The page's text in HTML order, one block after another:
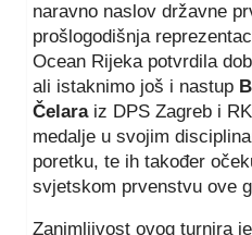
naravno naslov državne
prošlogodišnja
Ocean Rijeka potvrdila
ali istaknimo još i nastup
Čelaraiz DPS Zagreb i
medalje u svojim
poretku, te ih također
svjetskom prvenstvu ove
Zanimljivost ovog turnira